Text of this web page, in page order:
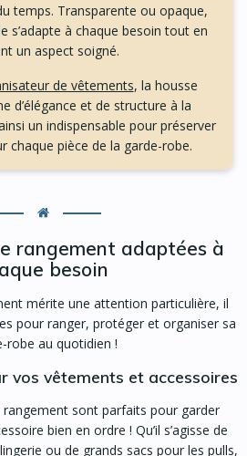
temps. Transparente ou opaque,
s’adapte à chaque besoin tout en
un aspect soigné.
de vêtements, la housse
d’élégance et de structure à la
un indispensable pour préserver
chaque pièce de la garde-robe.
rangement adaptées à
besoin
mérite une attention particulière, il
pour ranger, protéger et organiser sa
robe au quotidien !
vos vêtements et accessoires
rangement sont parfaits pour garder
bien en ordre ! Qu’il s’agisse de
ou de grands sacs pour les pulls,